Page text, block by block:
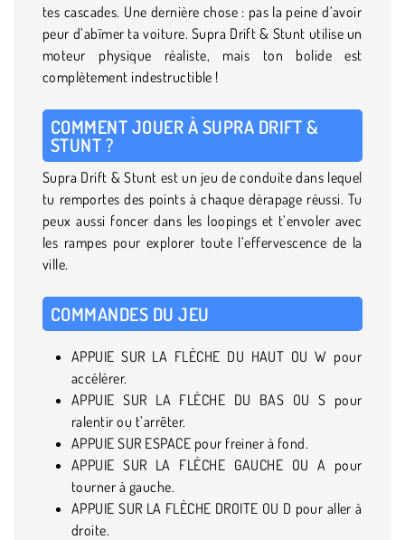
tes cascades. Une dernière chose : pas la peine d’avoir
peur d’abîmer ta voiture. Supra Drift & Stunt utilise un
moteur physique réaliste, mais ton bolide est
complètement indestructible !
COMMENT JOUER À SUPRA DRIFT &
STUNT ?
Supra Drift & Stunt est un jeu de conduite dans lequel
tu remportes des points à chaque dérapage réussi. Tu
peux aussi foncer dans les loopings et t’envoler avec
les rampes pour explorer toute l’effervescence de la
ville.
COMMANDES DU JEU
APPUIE SUR LA FLÈCHE DU HAUT OU W pour
accélérer.
APPUIE SUR LA FLÈCHE DU BAS OU S pour
ralentir ou t’arrêter.
APPUIE SUR ESPACE pour freiner à fond.
APPUIE SUR LA FLÈCHE GAUCHE OU A pour
tourner à gauche.
APPUIE SUR LA FLÈCHE DROITE OU D pour aller à
droite.